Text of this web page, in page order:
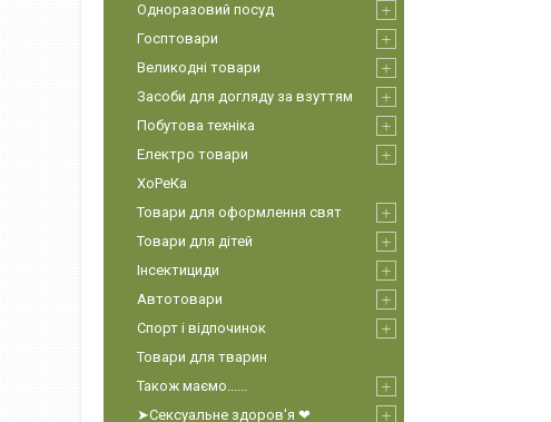
Одноразовий посуд
Госптовари
Великодні товари
Засоби для догляду за взуттям
Побутова техніка
Електро товари
ХоРеКа
Товари для оформлення свят
Товари для дітей
Інсектициди
Автотовари
Спорт і відпочинок
Товари для тварин
Також маємо......
➤Сексуальне здоров'я ❤